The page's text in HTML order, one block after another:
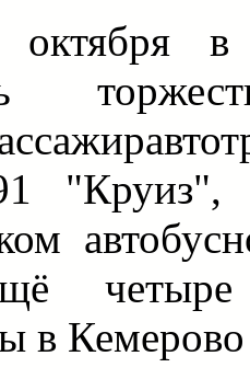
в
"Круиз",
четыре
в